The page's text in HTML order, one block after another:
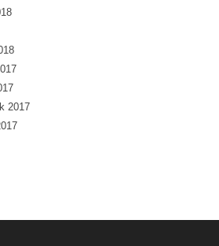
2017